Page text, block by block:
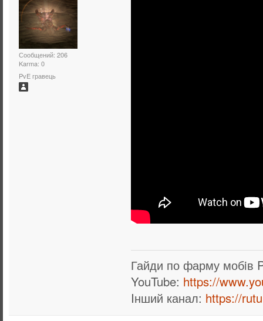
Сообщений: 206
Karma: 0
PvE гравець
Гайди по фарму мобiв
YouTube: https://
Iнший канал: https://